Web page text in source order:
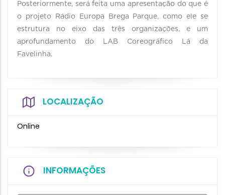
Posteriormente, será feita uma apresentação do que é
o projeto Rádio Europa Brega Parque, como ele se
estrutura no eixo das três organizações, e um
aprofundamento do LAB Coreográfico Lá da
Favelinha.
LOCALIZAÇÃO
Online
INFORMAÇÕES